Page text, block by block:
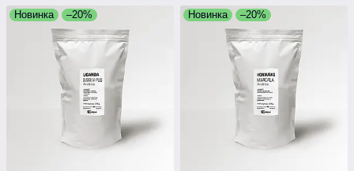
Новинка –20% Новинка –20%